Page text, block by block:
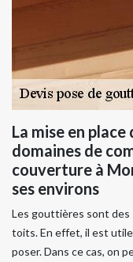
La mise en
domaines de
couverture à
ses environs
Les gouttières sont
toits. En effet, il est
poser. Dans ce cas, on